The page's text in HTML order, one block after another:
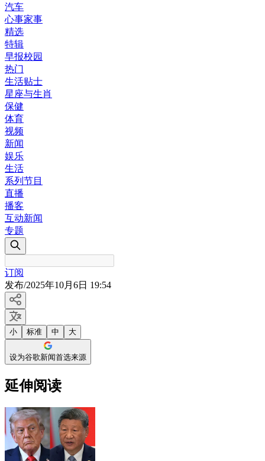
汽车
心事家事
精选
特辑
早报校园
热门
生活贴士
星座与生肖
保健
体育
视频
新闻
娱乐
生活
系列节目
直播
播客
互动新闻
专题
订阅
发布/2025年10月6日 19:54
小 标准 中 大
设为谷歌新闻首选来源
延伸阅读